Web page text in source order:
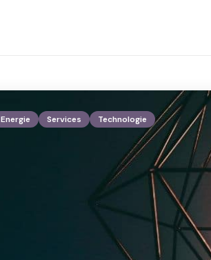
Energie Services Technologie